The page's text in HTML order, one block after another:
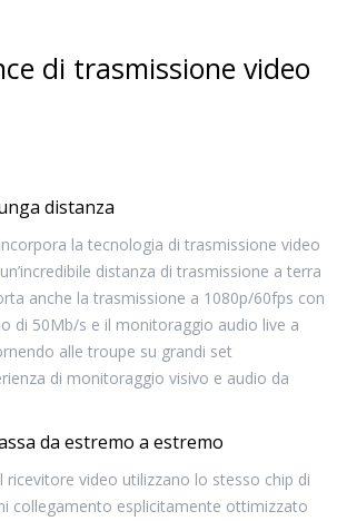
di trasmissione video
distanza
la tecnologia di trasmissione video
distanza di trasmissione a terra
anche la trasmissione a 1080p/60fps con
di 50Mb/s e il monitoraggio audio live a
alle troupe su grandi set
di monitoraggio visivo e audio da
da estremo a estremo
ricevitore video utilizzano lo stesso chip di
collegamento esplicitamente ottimizzato